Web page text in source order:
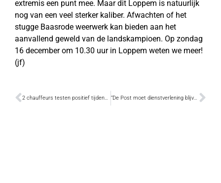
extremis een punt mee. Maar dit Loppem is natuurlijk
nog van een veel sterker kaliber. Afwachten of het
stugge Baasrode weerwerk kan bieden aan het
aanvallend geweld van de landskampioen. Op zondag
16 december om 10.30 uur in Loppem weten we meer!
(jf)
2 chauffeurs testen positief tijdens verkeersveilige nacht “De Post moet dienstverlening blijven garanderen”